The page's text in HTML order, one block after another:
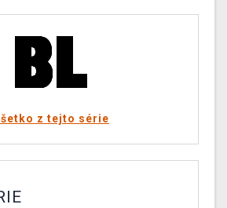
z tejto série